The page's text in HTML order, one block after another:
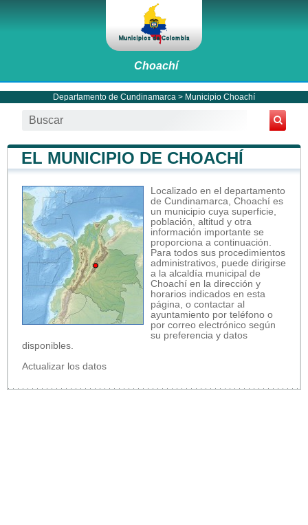
Choachí
Departamento de Cundinamarca > Municipio Choachí
EL MUNICIPIO DE CHOACHÍ
Localizado en el departamento
de Cundinamarca, Choachí es
un municipio cuya superficie,
población, altitud y otra
información importante se
proporciona a continuación.
Para todos sus procedimientos
administrativos, puede dirigirse
a la alcaldía municipal de
Choachí en la dirección y
horarios indicados en esta
página, o contactar al
ayuntamiento por teléfono o
por correo electrónico según
su preferencia y datos
disponibles.
Actualizar los datos